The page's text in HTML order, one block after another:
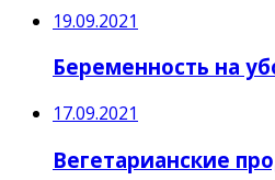
19.09.2021
Беременность на
17.09.2021
Вегетарианские